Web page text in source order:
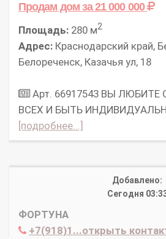
Продам домза 21 000 000
Площадь: 280 м2
Адрес: Краснодарский край,
Белореченск, Казачья ул, 18
Арт. 66917543 ВЫ
ВСЕХ И БЫТЬ
[подробнее...]
Добавлено:
Сегодня
ФОРТУНА
+7(918)1...открыть